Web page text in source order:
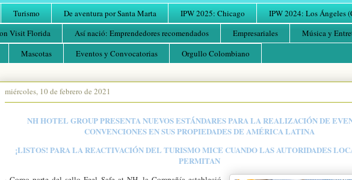
Turismo De aventura por Santa Marta IPW 2025: Chicago IPW 2024: Los Ángeles
Visit Florida Así nació: Emprendedores recomendados Empresariales Música y
Mascotas Eventos y Convocatorias Orgullo Colombiano
miércoles, 10 de febrero de 2021
NH HOTEL GROUP PRESENTA NUEVOS ESTÁNDARES PARA LA REALIZACIÓN DE
CONVENCIONES EN SUS PROPIEDADES DE AMÉRICA LATINA
¡LISTOS! PARA LA REACTIVACIÓN DEL TURISMO MICE CUANDO LAS AUTORIDADES
PERMITAN